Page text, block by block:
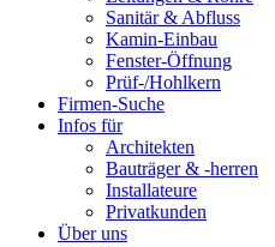
Sanitär & Abfluss
Kamin-Einbau
Fenster-Öffnung
Prüf-/Hohlkern
Firmen-Suche
Infos für
Architekten
Bauträger & -herren
Installateure
Privatkunden
Über uns